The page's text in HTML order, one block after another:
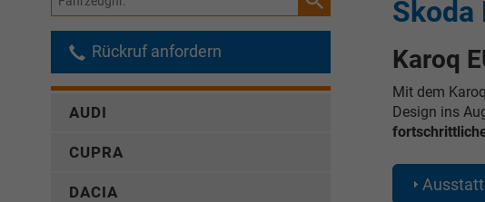
Skoda
Karoq
Mit dem
Design ins
Rückruf anfordern
AUDI
CUPRA
DACIA